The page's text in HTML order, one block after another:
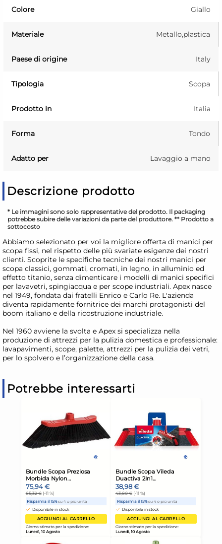
Colore Giallo
Materiale Metallo,plastica
Paese di origine Italy
Tipologia Scopa
Prodotto in Italia
Forma Tondo
Adatto per Lavaggio a mano
Descrizione prodotto
* Le immagini sono solo rappresentative del prodotto. Il packaging
potrebbe subire delle variazioni da parte del produttore. ** Prodotto a
sottocosto
Abbiamo selezionato per voi la migliore offerta di manici per
scopa fissi, nel rispetto delle più svariate esigenze dei nostri
clienti. Scoprite le specifiche tecniche dei nostri manici per
scopa classici, gommati, cromati, in legno, in alluminio ed
effetto titanio, senza dimenticare i modelli di manici specifici
per lavavetri, spingiacqua e per scope industriali. Apex nasce
nel 1949, fondata dai fratelli Enrico e Carlo Re. L'azienda
diventa rapidamente fornitrice dei marchi protagonisti del
boom italiano e della ricostruzione industriale.
Nel 1960 avviene la svolta e Apex si specializza nella
produzione di attrezzi per la pulizia domestica e professionale:
lavapavimenti, scope, palette, attrezzi per la pulizia dei vetri,
per lo spolvero e l’organizzazione della casa.
Potrebbe interessarti